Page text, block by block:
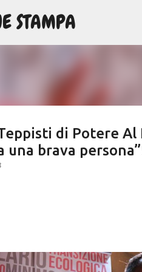
STAMPA
di Potere
una brava